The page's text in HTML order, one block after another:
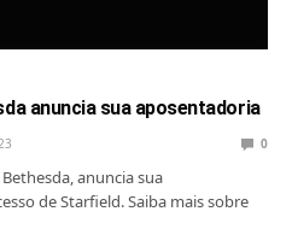
anuncia sua aposentadoria
0
anuncia sua
de Starfield. Saiba mais sobre